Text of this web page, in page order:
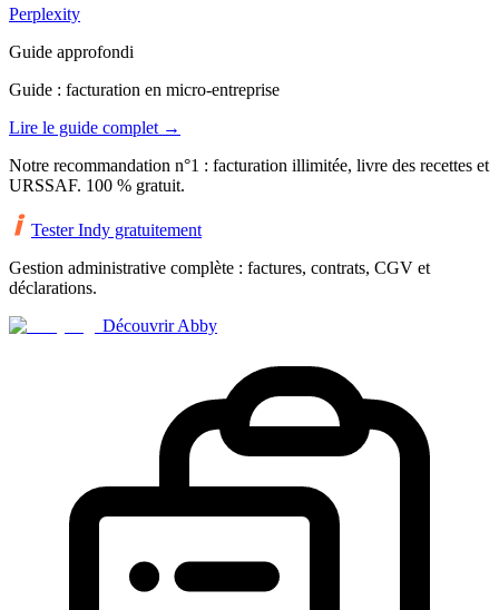
Perplexity
Guide approfondi
Guide : facturation en micro-entreprise
Lire le guide complet →
Notre recommandation n°1 : facturation illimitée, livre des recettes et
URSSAF. 100 % gratuit.
Tester Indy gratuitement
Gestion administrative complète : factures, contrats, CGV et
déclarations.
Découvrir Abby